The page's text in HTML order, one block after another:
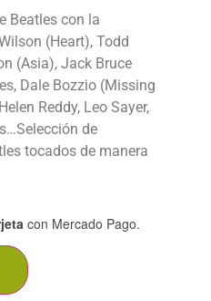
Beatles con la
(Heart), Todd
(Asia), Jack Bruce
Dale Bozzio (Missing
Reddy, Leo Sayer,
de
tocados de manera
con Mercado Pago.